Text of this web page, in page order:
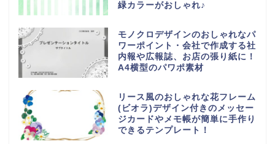
緑カラーがおしゃれ♪
モノクロデザインのおしゃれなパ
ワーポイント・会社で作成する社
内報や広報誌、お店の張り紙に！
A4横型のパワポ素材
リース風のおしゃれな花フレーム
(ビオラ)デザイン付きのメッセー
ジカードやメモ帳が簡単に手作り
できるテンプレート！